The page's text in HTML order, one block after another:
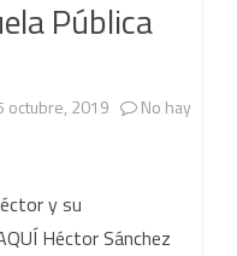
Pública
octubre, 2019
No hay
y su
Héctor Sánchez